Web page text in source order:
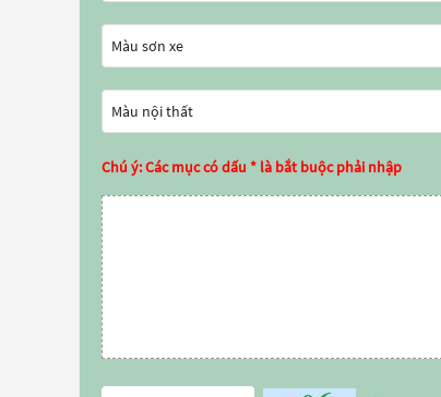
Chú ý: Các mục có dấu * là bắt buộc phải nhập